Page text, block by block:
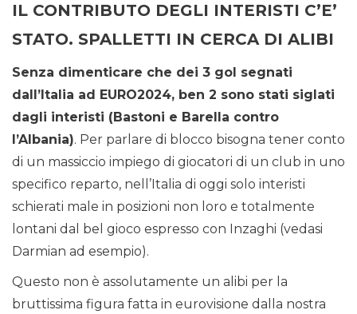
IL CONTRIBUTO DEGLI INTERISTI C’E’
STATO. SPALLETTI IN CERCA DI ALIBI
Senza dimenticare che dei 3 gol segnati
dall’Italia ad EURO2024, ben 2 sono stati siglati
dagli interisti (Bastoni e Barella contro
l’Albania). Per parlare di blocco bisogna tener conto
di un massiccio impiego di giocatori di un club in uno
specifico reparto, nell’Italia di oggi solo interisti
schierati male in posizioni non loro e totalmente
lontani dal bel gioco espresso con Inzaghi (vedasi
Darmian ad esempio).
Questo non è assolutamente un alibi per la
bruttissima figura fatta in eurovisione dalla nostra